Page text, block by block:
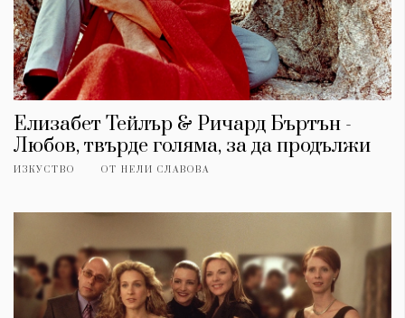
Елизабет Тейлър & Ричард Бъртън -
Любов, твърде голяма, за да продължи
ИЗКУСТВО ОТ НЕЛИ СЛАВОВА